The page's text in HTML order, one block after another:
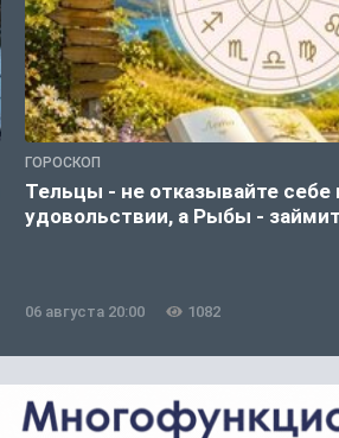
ГОРОСКОП
Тельцы - не отказывайте себе
удовольствии, а Рыбы -
06 августа 20:00 1082